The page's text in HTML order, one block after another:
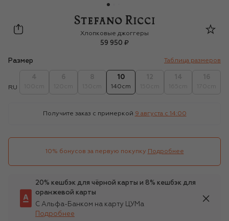
Stefano Ricci Junior
Хлопковые джоггеры
59 950 ₽
Размер Таблица размеров
RU
10
140cm
Получите заказ с примеркой 9 августа c 14:00
10% бонусов за первую покупку Подробнее
20% кешбэк для чёрной карты и 8% кешбэк для
оранжевой карты
С Альфа-Банком на карту ЦУМа
Подробнее